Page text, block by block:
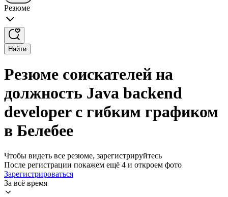
Резюме
Найти
Резюме соискателей на
должность Java backend
developer с гибким графиком
в Белебее
Чтобы видеть все резюме, зарегистрируйтесь
После регистрации покажем ещё 4 и откроем фото
Зарегистрироваться
За всё время